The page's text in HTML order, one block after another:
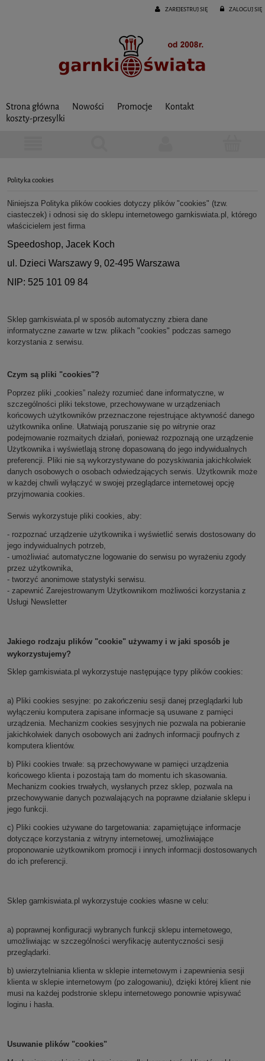
ZAREJESTRUJ SIĘ ZALOGUJ SIĘ
Strona główna Nowości Promocje
Kontakt
koszty-przesylki
Polityka cookies
Niniejsza Polityka plików cookies dotyczy plików "cookies" (tzw.
ciasteczek) i odnosi się do sklepu internetowego garnkiswiata.pl, którego
właścicielem jest firma
Speedoshop, Jacek Koch
ul. Dzieci Warszawy 9, 02-495 Warszawa
NIP: 525 101 09 84
Sklep garnkiswiata.pl w sposób automatyczny zbiera dane
informatyczne zawarte w tzw. plikach "cookies" podczas samego
korzystania z serwisu.
Czym są pliki "cookies"?
Poprzez pliki „cookies” należy rozumieć dane informatyczne, w
szczególności pliki tekstowe, przechowywane w urządzeniach
końcowych użytkowników przeznaczone rejestrujące aktywność danego
użytkownika online. Ułatwiają poruszanie się po witrynie oraz
podejmowanie rozmaitych działań, ponieważ rozpoznają one urządzenie
Użytkownika i wyświetlają stronę dopasowaną do jego indywidualnych
preferencji. Pliki nie są wykorzystywane do pozyskiwania jakichkolwiek
danych osobowych o osobach odwiedzających serwis. Użytkownik może
w każdej chwili wyłączyć w swojej przeglądarce internetowej opcję
przyjmowania cookies.
Serwis wykorzystuje pliki cookies, aby:
- rozpoznać urządzenie użytkownika i wyświetlić serwis dostosowany do
jego indywidualnych potrzeb,
- umożliwiać automatyczne logowanie do serwisu po wyrażeniu zgody
przez użytkownika,
- tworzyć anonimowe statystyki serwisu.
- zapewnić Zarejestrowanym Użytkownikom możliwości korzystania z
Usługi Newsletter
Jakiego rodzaju plików "cookie" używamy i w jaki sposób je
wykorzystujemy?
Sklep garnkiswiata.pl wykorzystuje następujące typy plików cookies:
a) Pliki cookies sesyjne: po zakończeniu sesji danej przeglądarki lub
wyłączeniu komputera zapisane informacje są usuwane z pamięci
urządzenia. Mechanizm cookies sesyjnych nie pozwala na pobieranie
jakichkolwiek danych osobowych ani żadnych informacji poufnych z
komputera klientów.
b) Pliki cookies trwałe: są przechowywane w pamięci urządzenia
końcowego klienta i pozostają tam do momentu ich skasowania.
Mechanizm cookies trwałych, wysłanych przez sklep, pozwala na
przechowywanie danych pozwalających na poprawne działanie sklepu i
jego funkcji.
c) Pliki cookies używane do targetowania: zapamiętujące informacje
dotyczące korzystania z witryny internetowej, umożliwiające
proponowanie użytkownikom promocji i innych informacji dostosowanych
do ich preferencji.
Sklep garnkiswiata.pl wykorzystuje cookies własne w celu:
a) poprawnej konfiguracji wybranych funkcji sklepu internetowego,
umożliwiając w szczególności weryfikację autentyczności sesji
przeglądarki.
b) uwierzytelniania klienta w sklepie internetowym i zapewnienia sesji
klienta w sklepie internetowym (po zalogowaniu), dzięki której klient nie
musi na każdej podstronie sklepu internetowego ponownie wpisywać
loginu i hasła.
Usuwanie plików "cookies"